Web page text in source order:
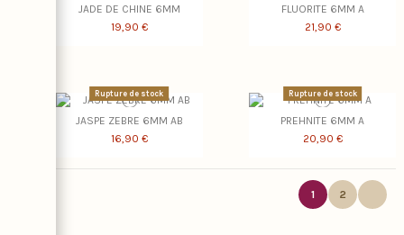
JADE DE CHINE 6MM
19,90 €
FLUORITE 6MM A
21,90 €
Rupture de stock
JASPE ZEBRE 6MM AB
16,90 €
Rupture de stock
PREHNITE 6MM A
20,90 €
1 2